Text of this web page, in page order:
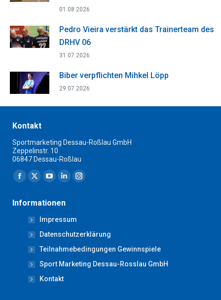
01.08.2026
Pedro Vieira verstärkt das Trainerteam des
DRHV 06
31.07.2026
Biber verpflichten Mihkel Löpp
29.07.2026
Kontakt
Sportmarketing Dessau-Roßlau GmbH
Zeppelinstr. 10
06847 Dessau-Roßlau
Finden Sie uns auf:
Facebook
opens
new
window
X
opens
in
new
window
YouTube
opens
in
new
window
Linkedin
opens
in
new
window
Instagram
new
window
Informationen
Impressum
Datenschutzerklärung
Teilnahmebedingungen Gewinnspiele
Sport Marketing Dessau-Rosslau GmbH
Kontakt